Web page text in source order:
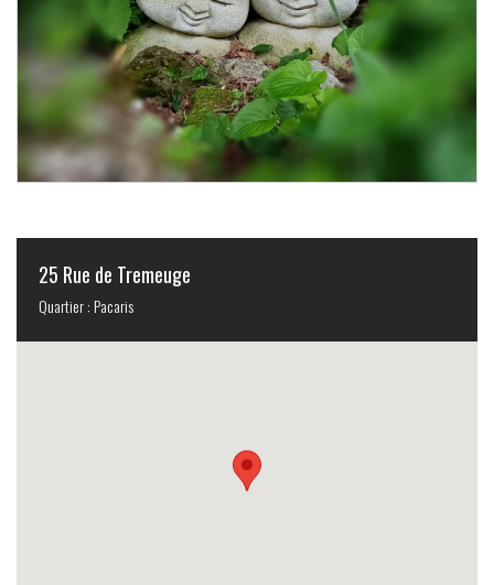
25 Rue de Tremeuge
Quartier : Pacaris